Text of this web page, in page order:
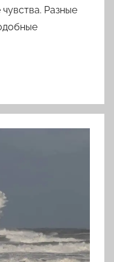
Разные